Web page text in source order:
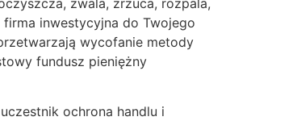
zwala, zrzuca, rozpala,
inwestycyjna do Twojego
wycofanie metody
fundusz pieniężny
ochrona handlu i